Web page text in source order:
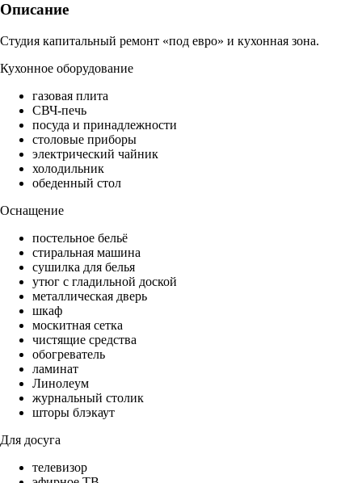
Описание
Студия капитальный ремонт «под евро» и кухонная зона.
Кухонное оборудование
газовая плита
СВЧ-печь
посуда и принадлежности
столовые приборы
электрический чайник
холодильник
обеденный стол
Оснащение
постельное бельё
стиральная машина
сушилка для белья
утюг с гладильной доской
металлическая дверь
шкаф
москитная сетка
чистящие средства
обогреватель
ламинат
Линолеум
журнальный столик
шторы блэкаут
Для досуга
телевизор